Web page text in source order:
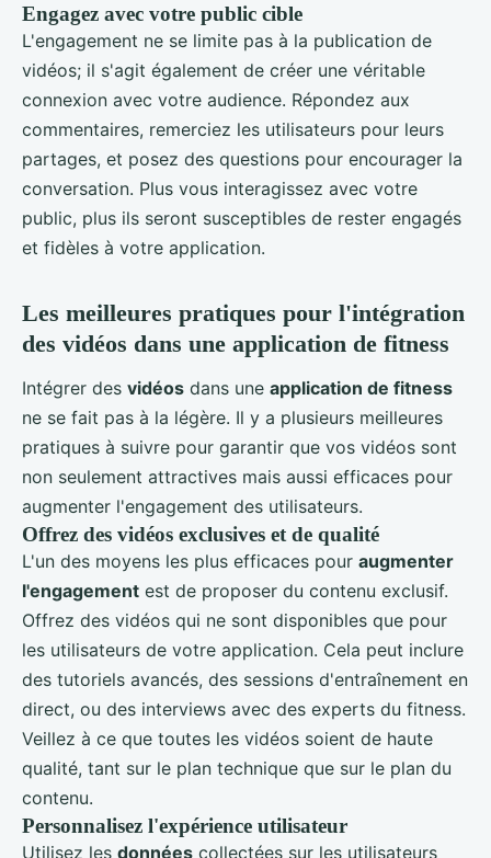
Engagez avec votre public cible
L'engagement ne se limite pas à la publication de
vidéos; il s'agit également de créer une véritable
connexion avec votre audience. Répondez aux
commentaires, remerciez les utilisateurs pour leurs
partages, et posez des questions pour encourager la
conversation. Plus vous interagissez avec votre
public, plus ils seront susceptibles de rester engagés
et fidèles à votre application.
Les meilleures pratiques pour l'intégration
des vidéos dans une application de fitness
Intégrer des vidéos dans une application de fitness
ne se fait pas à la légère. Il y a plusieurs meilleures
pratiques à suivre pour garantir que vos vidéos sont
non seulement attractives mais aussi efficaces pour
augmenter l'engagement des utilisateurs.
Offrez des vidéos exclusives et de qualité
L'un des moyens les plus efficaces pour augmenter
l'engagement est de proposer du contenu exclusif.
Offrez des vidéos qui ne sont disponibles que pour
les utilisateurs de votre application. Cela peut inclure
des tutoriels avancés, des sessions d'entraînement en
direct, ou des interviews avec des experts du fitness.
Veillez à ce que toutes les vidéos soient de haute
qualité, tant sur le plan technique que sur le plan du
contenu.
Personnalisez l'expérience utilisateur
Utilisez les données collectées sur les utilisateurs